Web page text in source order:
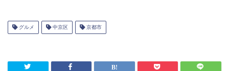
グルメ 中京区 京都市